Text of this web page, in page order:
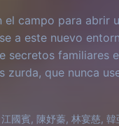
el campo para abrir
a este nuevo
secretos familiares
zurda, que nunca
國賓, 陳妤蓁, 林宴慈, 韓